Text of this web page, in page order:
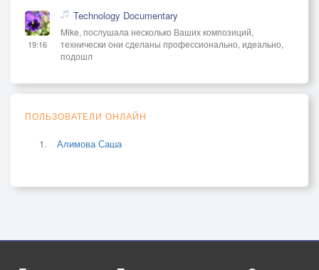
19:16
Technology Documentary
Mike, послушала несколько Ваших композиций,
технически они сделаны профессионально, идеально,
подошл
ПОЛЬЗОВАТЕЛИ ОНЛАЙН
Алимова Саша